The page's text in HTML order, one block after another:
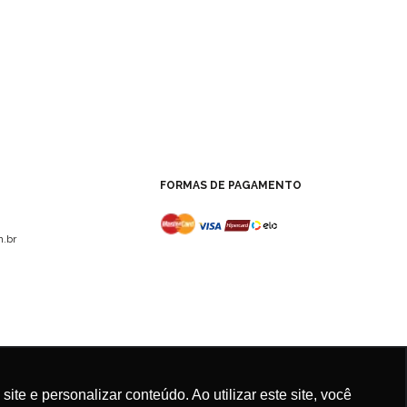
e personalizar conteúdo. Ao utilizar este site, você
FORMAS DE PAGAMENTO